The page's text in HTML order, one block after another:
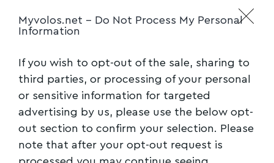
Myvolos.net - Do Not Process My Personal
Information
If you wish to opt-out of the sale, sharing to
third parties, or processing of your personal
or sensitive information for targeted
advertising by us, please use the below opt-
out section to confirm your selection. Please
note that after your opt-out request is